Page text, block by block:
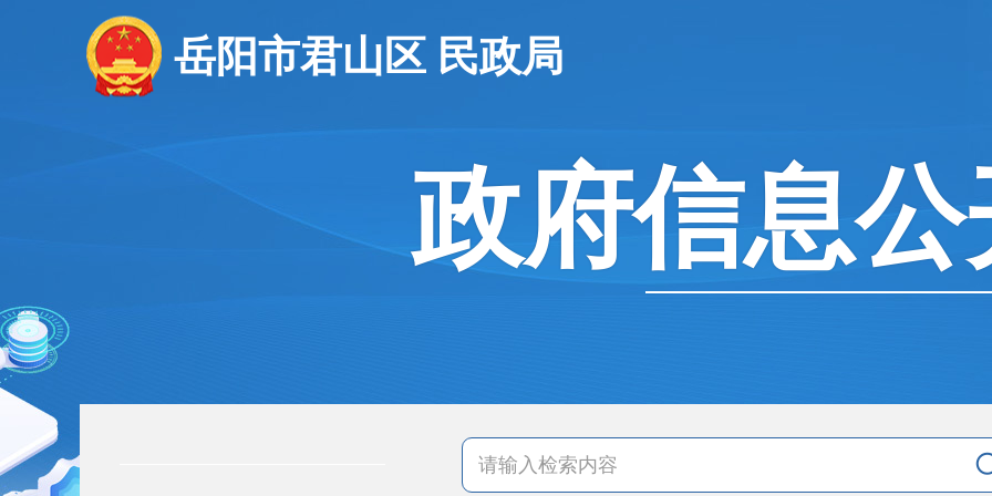
岳阳市君山区 民政局
政府信息公